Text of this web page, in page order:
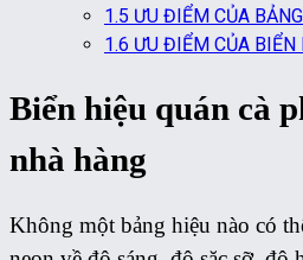
1.5 ƯU ĐIỂM CỦA
1.6 ƯU ĐIỂM CỦA BIỂN
Biển hiệu quán cà
nhà hàng
Không một bảng hiệu nào có